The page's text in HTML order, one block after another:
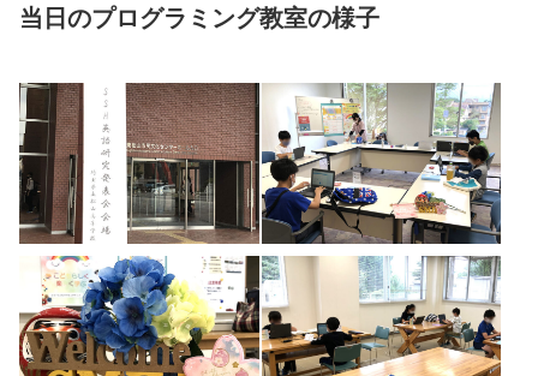
当日のプログラミング教室の様子